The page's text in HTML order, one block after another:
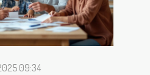
09:34